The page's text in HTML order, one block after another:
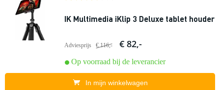
IK Multimedia iKlip 3 Deluxe tablet houder
Adviesprijs € 116,- € 82,-
Op voorraad bij de leverancier
In mijn winkelwagen